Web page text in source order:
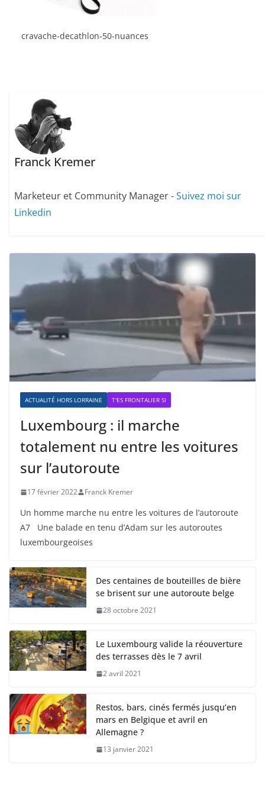
cravache-decathlon-50-nuances
Franck Kremer
Marketeur et Community Manager -Suivez moi sur
Linkedin
ACTUALITÉ HORS LORRAINE T'ES FRONTALIER SI
Luxembourg : il marche
totalement nu entre les voitures
sur l’autoroute
17 février 2022 Franck Kremer
Un homme marche nu entre les voitures de l’autoroute
A7 Une balade en tenu d’Adam sur les autoroutes
luxembourgeoises
Des centaines de bouteilles de bière
se brisent sur une autoroute belge
28 octobre 2021
Le Luxembourg valide la réouverture
des terrasses dès le 7 avril
2 avril 2021
Restos, bars, cinés fermés jusqu’en
mars en Belgique et avril en
Allemagne ?
13 janvier 2021